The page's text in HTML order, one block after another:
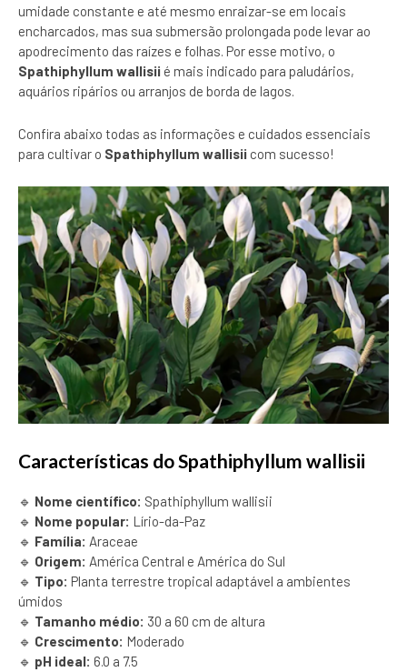
umidade constante e até mesmo enraizar-se em locais
encharcados, mas sua submersão prolongada pode levar ao
apodrecimento das raízes e folhas. Por esse motivo, o
Spathiphyllum wallisiié mais indicado para paludários,
aquários ripários ou arranjos de borda de lagos.
Confira abaixo todas as informações e cuidados essenciais
para cultivar o Spathiphyllum wallisii com sucesso!
Características do Spathiphyllum wallisii
🔹 Nome científico: Spathiphyllum wallisii
🔹 Nome popular: Lírio-da-Paz
🔹 Família: Araceae
🔹 Origem: América Central e América do Sul
🔹 Tipo: Planta terrestre tropical adaptável a ambientes
úmidos
🔹 Tamanho médio: 30 a 60 cm de altura
🔹 Crescimento: Moderado
🔹 pH ideal: 6.0 a 7.5